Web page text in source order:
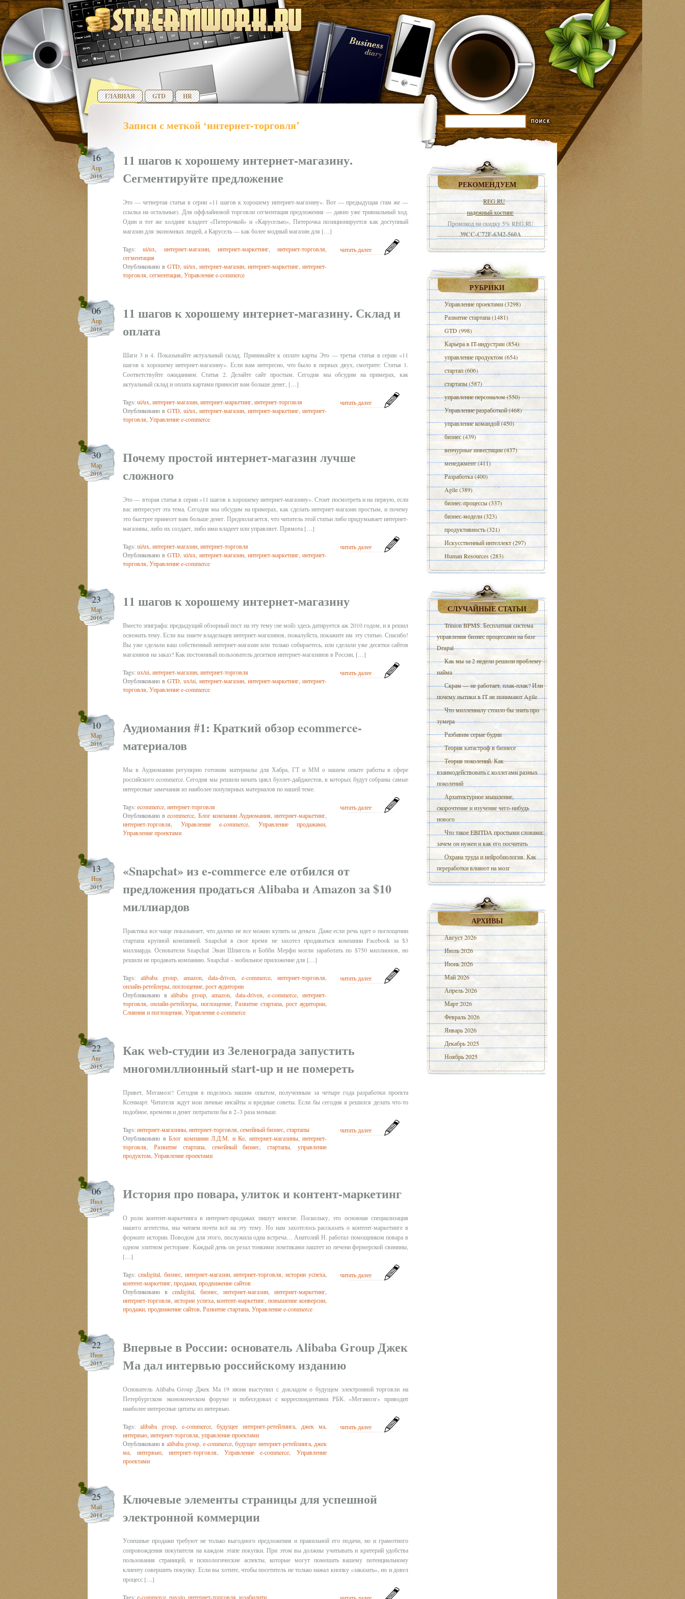
ГЛАВНАЯ GTD HR
Записи с меткой ‘интернет-торговля’
16
Апр
2016
11 шагов к хорошему интернет-магазину.
Сегментируйте предложение
Это — четвертая статья в серии «11 шагов к хорошему интернет-магазину». Вот — предыдущая (там же —
ссылка на остальные). Для оффлайновой торговли сегментация предложения — давно уже тривиальный ход.
Один и тот же холдинг владеет «Пятерочкой» и «Каруселью», Пятерочка позиционируется как доступный
магазин для экономных людей, а Карусель — как более модный магазин для […]
Tags:ui/ux интернет-магазин, интернет-маркетинг, интернет-торговля
сегментация
Опубликовано в GTD ui/ux интернет-магазин интернет-маркетинг интернет-
торговля сегментация Управление e-commerce
читать далее
06
Апр
2016
11 шагов к хорошему интернет-магазину. Склад и
оплата
Шаги 3 и 4. Показывайте актуальный склад. Принимайте к оплате карты Это — третья статья в серии «11
шагов к хорошему интернет-магазину». Если вам интересно, что было в первых двух, смотрите: Статья 1.
Соответствуйте ожиданиям. Статья 2. Делайте сайт простым. Сегодня мы обсудим на примерах, как
актуальный склад и оплата картами приносит вам больше денег, […]
Tags: ui/ux интернет-магазин интернет-маркетинг интернет-торговля
Опубликовано в GTD ui/ux интернет-магазин интернет-маркетинг интернет-
торговля Управление e-commerce
читать далее
30
Мар
2016
Почему простой интернет-магазин лучше
сложного
Это — вторая статья в серии «11 шагов к хорошему интернет-магазину». Стоит посмотреть и на первую, если
вас интересует эта тема. Сегодня мы обсудим на примерах, как сделать интернет-магазин простым, и почему
это быстрее принесет вам больше денег. Предполагается, что читатель этой статьи либо придумывает интернет-
магазины, либо их создает, либо ими владеет или управляет. Прямота […]
Tags: ui/ux интернет-магазин интернет-торговля
Опубликовано в GTD ui/ux интернет-магазин интернет-маркетинг интернет-
торговля Управление e-commerce
читать далее
23
Мар
2016
11 шагов к хорошему интернет-магазину
Вместо эпиграфа: предыдущий обзорный пост на эту тему (не мой) здесь датируется аж 2010 годом, и я решил
освежить тему. Если вы знаете владельцев интернет-магазинов, пожалуйста, покажите им эту статью. Спасибо!
Вы уже сделали ваш собственный интернет-магазин или только собираетесь, или сделали уже десятки сайтов
магазинов на заказ? Как постоянный пользователь десятков интернет-магазинов в России, […]
Tags: ux/ui,интернет-магазин,интернет-торговля
Опубликовано в GTD, ux/ui, интернет-магазин, интернет-маркетинг, интернет-
торговля,Управление e-commerce
читать далее
10
Мар
2016
Аудиомания #1: Краткий обзор ecommerce-
материалов
Мы в Аудиомании регулярно готовим материалы для Хабра, ГТ и ММ о нашем опыте работы в сфере
российского ecommerce. Сегодня мы решили начать цикл буллет-дайджестов, в которых будут собраны самые
интересные замечания из наиболее популярных материалов по нашей теме.
Tags: ecommerce,интернет-торговля
Опубликовано вecommerce, Блог компании Аудиомания,интернет-маркетинг,
интернет-торговля, Управление e-commerce, Управление продажами,
Управление проектами
читать далее
13
Ноя
2015
«Snapchat» из e-commerce еле отбился от
предложения продаться Alibaba и Amazon за $10
миллиардов
Практика все чаще показывает, что далеко не все можно купить за деньги. Даже если речь идет о поглощении
стартапа крупной компанией. Snapchat в свое время не захотел продаваться компании Facebook за $3
миллиарда. Основатели Snapchat Эван Шпигель и Бобби Мерфи могли заработать по $750 миллионов, но
решили не продавать компанию. Snapchat – мобильное приложение для […]
Tags: alibaba group, amazon ,data-driven ,e-commerce ,интернет-торговля
онлайн-ретейлеры поглощение рост аудитории
Опубликовано вalibaba group amazon data-driven ,e-commerce ,интернет-
торговля онлайн-ретейлеры поглощение Развитие стартапа рост аудитории
Слияния и поглощения Управление e-commerce
читать далее
22
Авг
2015
Как web-студии из Зеленограда запустить
многомиллионный start-up и не помереть
Привет, Мегамозг! Сегодня я поделюсь нашим опытом, полученным за четыре года разработки проекта
Ксенмарт. Читателя ждут мои личные инсайты и вредные советы. Если бы сегодня я решился делать что-то
подобное, времени и денег потратили бы в 2–3 раза меньше.
Tags: интернет-магазины интернет-торговля семейный бизнес стартапы
Опубликовано в Блог компании Л.Д.М. и Ко интернет-магазины, интернет-
торговля
Развитие стартапа, семейный бизнес ,стартапы ,управление
продуктом Управление проектами
читать далее
06
Июл
2015
История про повара, улиток и контент-маркетинг
О роли контент-маркетинга в интернет-продажах пишут многие. Поскольку, это основная специализация
нашего агентства, мы читаем почти всё на эту тему. Но нам захотелось рассказать о контент-маркетинге в
формате истории. Поводом для этого, послужила одна встреча… Анатолий Н. работал помощником повара в
одном элитном ресторане. Каждый день он резал тонкими ломтиками паштет из печени фермерской свинины,
[…]
Tags: cmdigital, бизнес, интернет-магазин,интернет-торговля ,истории успеха
контент-маркетинг продажи продвижение сайтов
Опубликовано в cmdigital бизнес интернет-магазин интернет-маркетинг
интернет-торговля истории успеха,контент-маркетинг ,повышение конверсии
продажи продвижение сайтов Развитие стартапа Управление e-commerce
читать далее
22
Июн
2015
Впервые в России: основатель Alibaba Group Джек
Ма дал интервью российскому изданию
Основатель Alibaba Group Джек Ма 19 июня выступил с докладом о будущем электронной торговли на
Петербургском экономическом форуме и побеседовал с корреспондентами РБК. «Мегамозг» приводит
наиболее интересные цитаты из интервью.
Tags: alibaba group, e-commerce,будущее интернет-ретейлинга джек ма
интервью интернет-торговля управление проектами
Опубликовано в alibaba group e-commerce,будущее интернет-ретейлинга, джек
ма
интервью,интернет-торговля Управление e-commerce ,Управление
проектами
читать далее
25
Май
2014
Ключевые элементы страницы для успешной
электронной коммерции
Успешные продажи требуют не только выгодного предложения и правильной его подачи, но и грамотного
сопровождения покупателя на каждом этапе покупки. При этом вы должны учитывать и критерий удобства
пользования страницей, и психологические аспекты, которые могут помешать вашему потенциальному
клиенту совершить покупку. Если вы хотите, чтобы посетитель не только нажал кнопку «заказать», но и довел
процесс […]
Tags: e-commerce paysto интернет-торговля юзабилити
РЕКОМЕНДУЕМ
REG.RU
надежный хостинг
Промокод на скидку 5% REG.RU
39CC-C72F-6342-560A
РУБРИКИ
Управление проектами (3298)
Развитие стартапа (1481)
GTD (998)
Карьера в IT-индустрии (854)
управление продуктом (654)
стартап (606)
стартапы (587)
управление персоналом (550)
Управление разработкой (468)
управление командой (450)
бизнес (439)
венчурные инвестиции (437)
менеджмент (411)
Разработка (400)
Agile (389)
бизнес-процессы (337)
бизнес-модели (323)
продуктивность (321)
Искусственный интеллект (297)
Human Resources (283)
СЛУЧАЙНЫЕ СТАТЬИ
Trinion BPMS. Бесплатная система
управления бизнес процессами на базе
Drupal
Как мы за 2 недели решили проблему
найма
Скрам — не работает, плак-плак? Или
почему нытики в IT не понимают Agile
Что миллениалу стоило бы знать про
зумера
Разбавим серые будни
Теория катастроф в бизнесе
Теория поколений. Как
взаимодействовать с коллегами разных
поколений
Архитектурное мышление,
скорочтение и изучение чего-нибудь
нового
Что такое EBITDA простыми словами:
зачем он нужен и как его посчитать
Охрана труда и нейробиология. Как
переработки влияют на мозг
АРХИВЫ
Август 2026
Июль 2026
Июнь 2026
Май 2026
Апрель 2026
Март 2026
Февраль 2026
Январь 2026
Декабрь 2025
Ноябрь 2025